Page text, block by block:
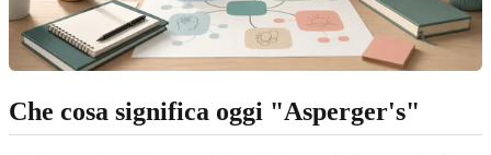
Che cosa significa oggi "Asperger's"